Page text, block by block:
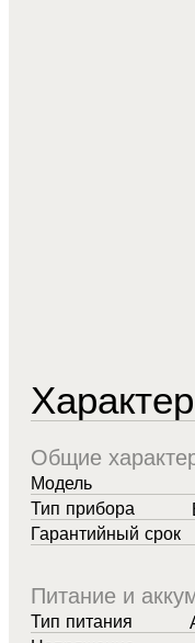
Общие
Модель
Тип прибора
Гарантийный срок
Питание и
Тип питания